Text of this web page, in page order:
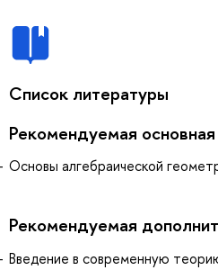
Список литературы
Рекомендуемая
Основы алгебраической
Рекомендуемая
Введение в современную